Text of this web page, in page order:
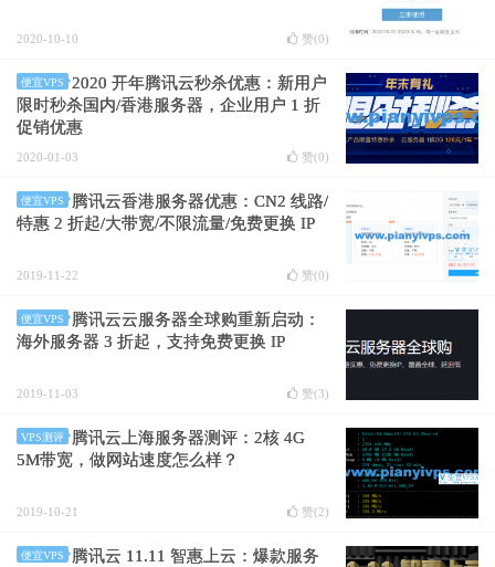
2020-10-10 赞(0)
便宜VPS
2020 开年腾讯云秒杀优惠：新用户
限时秒杀国内/香港服务器，企业用户 1 折
促销优惠
2020-01-03 赞(0)
便宜VPS
腾讯云香港服务器优惠：CN2 线路/
特惠 2 折起/大带宽/不限流量/免费更换 IP
2019-11-22 赞(0)
便宜VPS
腾讯云云服务器全球购重新启动：
海外服务器 3 折起，支持免费更换 IP
2019-11-03 赞(3)
VPS测评
腾讯云上海服务器测评：2核 4G
5M带宽，做网站速度怎么样？
2019-10-21 赞(2)
便宜VPS
腾讯云 11.11 智惠上云：爆款服务